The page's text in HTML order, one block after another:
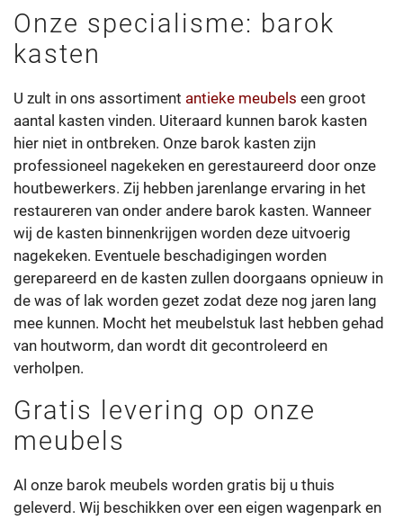
Onze specialisme: barok
kasten
U zult in ons assortiment antieke meubels een groot
aantal kasten vinden. Uiteraard kunnen barok kasten
hier niet in ontbreken. Onze barok kasten zijn
professioneel nagekeken en gerestaureerd door onze
houtbewerkers. Zij hebben jarenlange ervaring in het
restaureren van onder andere barok kasten. Wanneer
wij de kasten binnenkrijgen worden deze uitvoerig
nagekeken. Eventuele beschadigingen worden
gerepareerd en de kasten zullen doorgaans opnieuw in
de was of lak worden gezet zodat deze nog jaren lang
mee kunnen. Mocht het meubelstuk last hebben gehad
van houtworm, dan wordt dit gecontroleerd en
verholpen.
Gratis levering op onze
meubels
Al onze barok meubels worden gratis bij u thuis
geleverd. Wij beschikken over een eigen wagenpark en